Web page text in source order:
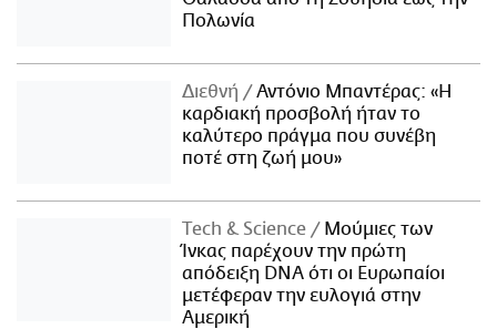
Πολωνία
Διεθνή
Αντόνιο Μπαντέρας: «Η
καρδιακή προσβολή ήταν το
καλύτερο πράγμα που συνέβη
ποτέ στη ζωή μου»
Τech & Science
Μούμιες των
Ίνκας παρέχουν την πρώτη
απόδειξη DNA ότι οι Ευρωπαίοι
μετέφεραν την ευλογιά στην
Αμερική